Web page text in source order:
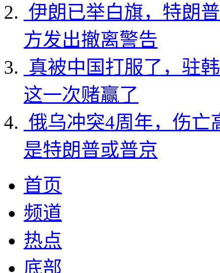
伊朗已举白旗，特朗
方发出撤离警告
真被中国打服了，驻
这一次赌赢了
俄乌冲突4周年，伤亡
是特朗普或普京
首页
频道
热点
底部